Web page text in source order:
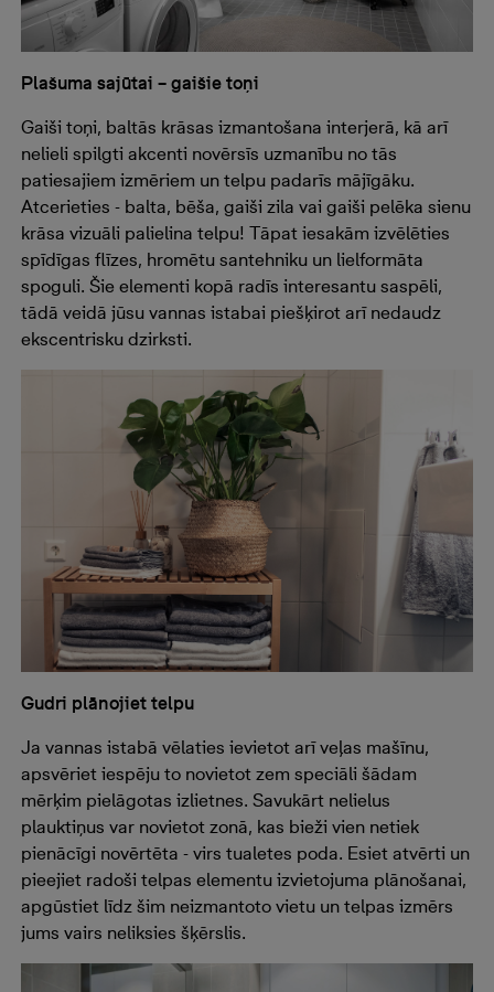
Plašuma sajūtai – gaišie toņi
Gaiši toņi, baltās krāsas izmantošana interjerā, kā arī
nelieli spilgti akcenti novērsīs uzmanību no tās
patiesajiem izmēriem un telpu padarīs mājīgāku.
Atcerieties - balta, bēša, gaiši zila vai gaiši pelēka sienu
krāsa vizuāli palielina telpu! Tāpat iesakām izvēlēties
spīdīgas flīzes, hromētu santehniku un lielformāta
spoguli. Šie elementi kopā radīs interesantu saspēli,
tādā veidā jūsu vannas istabai piešķirot arī nedaudz
ekscentrisku dzirksti.
Gudri plānojiet telpu
Ja vannas istabā vēlaties ievietot arī veļas mašīnu,
apsvēriet iespēju to novietot zem speciāli šādam
mērķim pielāgotas izlietnes. Savukārt nelielus
plauktiņus var novietot zonā, kas bieži vien netiek
pienācīgi novērtēta - virs tualetes poda. Esiet atvērti un
pieejiet radoši telpas elementu izvietojuma plānošanai,
apgūstiet līdz šim neizmantoto vietu un telpas izmērs
jums vairs neliksies šķērslis.